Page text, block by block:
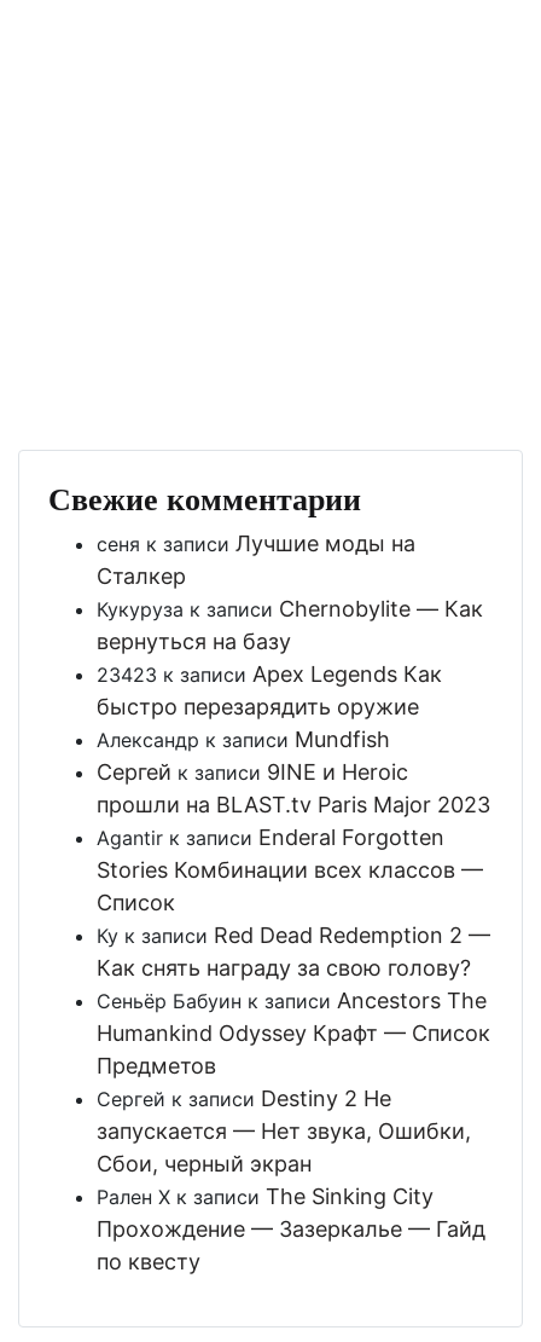
Свежие комментарии
сеня к записи Лучшие моды на
Сталкер
Кукуруза к записи Chernobylite — Как
вернуться на базу
23423 к записи Apex Legends Как
быстро перезарядить оружие
Александр к записи Mundfish
Сергей к записи 9INE и Heroic
прошли на BLAST.tv Paris Major 2023
Agantir к записи Enderal Forgotten
Stories Комбинации всех классов —
Список
Ку к записи Red Dead Redemption 2 —
Как снять награду за свою голову?
Сеньёр Бабуин к записи Ancestors The
Humankind Odyssey Крафт — Список
Предметов
Сергей к записи Destiny 2 Не
запускается — Нет звука, Ошибки,
Сбои, черный экран
Рален Х к записи The Sinking City
Прохождение — Зазеркалье — Гайд
по квесту